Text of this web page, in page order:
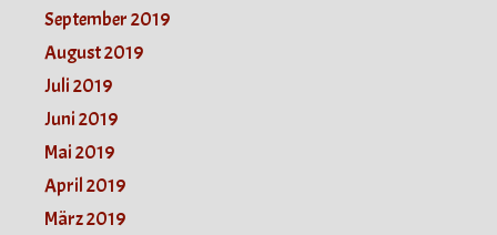
September 2019
August 2019
Juli 2019
Juni 2019
Mai 2019
April 2019
März 2019